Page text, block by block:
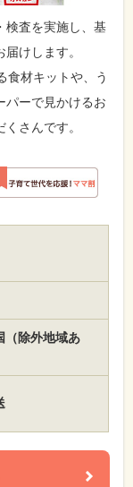
検査を実施し、基
けします。
食材キットや、う
パーで見かけるお
さんです。
（除外地域あ